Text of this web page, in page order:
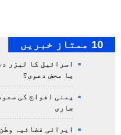
10 ممتاز خبریں
اسرائیل کا لیزر
یا محض دعوی؟
یمنی افواج کی
جاری
ایرانی فضائیہ